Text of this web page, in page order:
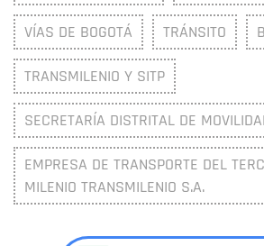
VÍAS DE BOGOTÁ TRÁNSITO
TRANSMILENIO Y SITP
SECRETARÍA DISTRITAL DE
EMPRESA DE TRANSPORTE DEL
MILENIO TRANSMILENIO S.A.